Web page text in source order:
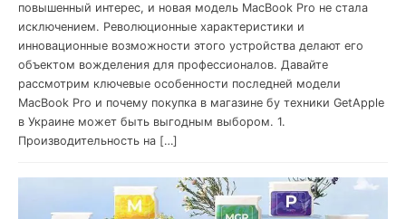
повышенный интерес, и новая модель MacBook Pro не стала
исключением. Революционные характеристики и
инновационные возможности этого устройства делают его
объектом вожделения для профессионалов. Давайте
рассмотрим ключевые особенности последней модели
MacBook Pro и почему покупка в магазине бу техники GetApple
в Украине может быть выгодным выбором. 1.
Производительность на […]